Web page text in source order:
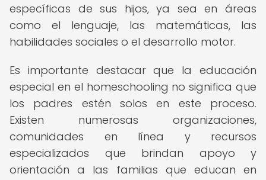
específicas de sus hijos, ya sea en áreas
como el lenguaje, las matemáticas, las
habilidades sociales o el desarrollo motor.
Es importante destacar que la educación
especial en el homeschooling no significa que
los padres estén solos en este proceso.
Existen numerosas organizaciones,
comunidades en línea y recursos
especializados que brindan apoyo y
orientación a las familias que educan en